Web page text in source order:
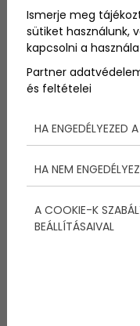
Megosztás:
További
Ismerje meg
sütiket használunk,
kapcsolni a
Partner
és feltételei
HA ENGEDÉLYEZED
HA NEM
A COOKIE-K
BEÁLLÍTÁSAIVAL